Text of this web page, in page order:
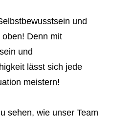
und
Denn mit
und
lässt sich jede
meistern!
sehen, wie unser Team